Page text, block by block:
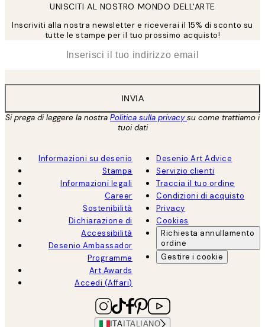
UNISCITI AL NOSTRO MONDO DELL'ARTE
Inscriviti alla nostra newsletter e riceverai il 15% di sconto su
tutte le stampe per il tuo prossimo acquisto!
INVIA
Si prega di leggere la nostra Politica sulla privacysu come trattiamo i
tuoi dati
Informazioni su desenio
Stampa
Informazioni legali
Career
Sostenibilità
Dichiarazione di
Accessibilità
Desenio Ambassador
Programme
Art Awards
Accedi (Affari)
Desenio Art Advice
Servizio clienti
Traccia il tuo ordine
Condizioni di acquisto
Privacy
Cookies
Richiesta annullamento
ordine
Gestire i cookie
ITA ITALIANO